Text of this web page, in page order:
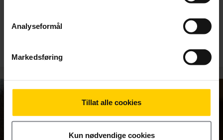
Analyseformål
Markedsføring
Tillat alle cookies
Kun nødvendige cookies
Les mer her